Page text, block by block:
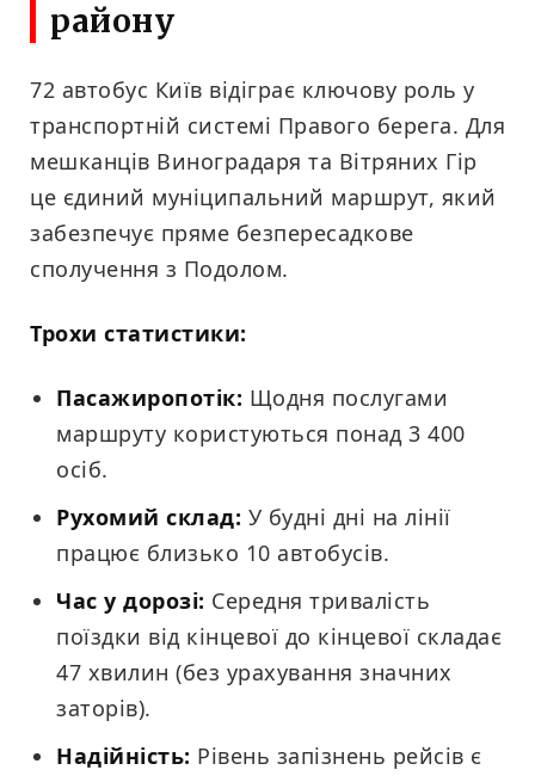
району
72 автобус Київ відіграє ключову роль у
транспортній системі Правого берега. Для
мешканців Виноградаря та Вітряних Гір
це єдиний муніципальний маршрут, який
забезпечує пряме безпересадкове
сполучення з Подолом.
Трохи статистики:
Пасажиропотік: Щодня послугами
маршруту користуються понад 3 400
осіб.
Рухомий склад: У будні дні на лінії
працює близько 10 автобусів.
Час у дорозі: Середня тривалість
поїздки від кінцевої до кінцевої складає
47 хвилин (без урахування значних
заторів).
Надійність: Рівень запізнень рейсів є